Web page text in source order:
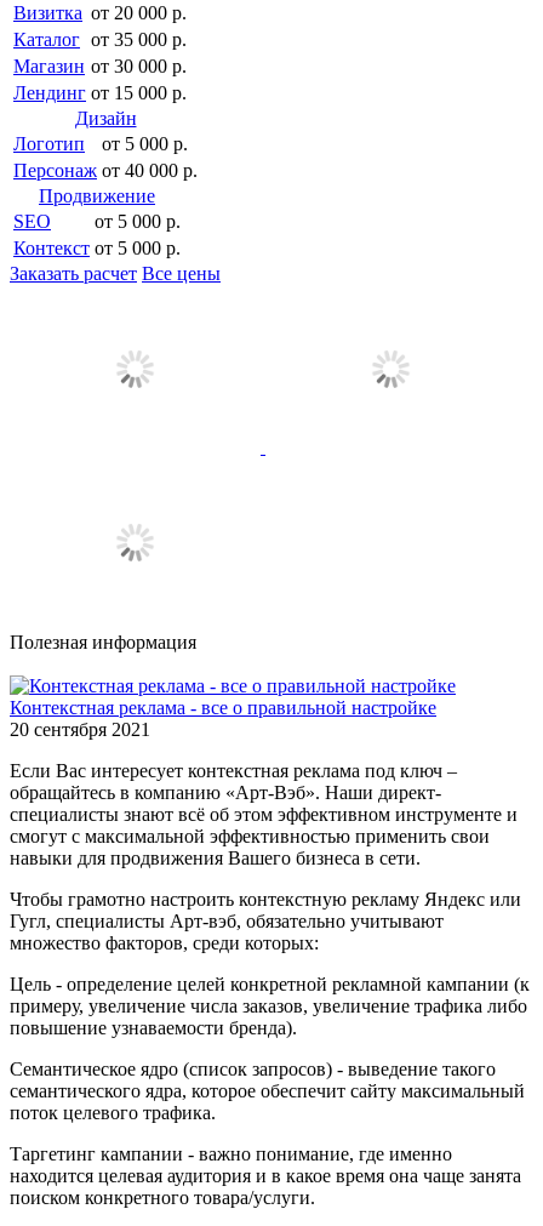
Визитка от 20 000 р.
Каталог от 35 000 р.
Магазин от 30 000 р.
Лендинг от 15 000 р.
Дизайн
Логотип
от 5 000 р.
Персонаж от 40 000 р.
Продвижение
SEO
от 5 000 р.
Контекст от 5 000 р.
Заказать расчет Все цены
Полезная информация
Контекстная реклама - все о правильной настройке
20 сентября 2021
Если Вас интересует контекстная реклама под ключ –
обращайтесь в компанию «Арт-Вэб». Наши директ-
специалисты знают всё об этом эффективном инструменте и
смогут с максимальной эффективностью применить свои
навыки для продвижения Вашего бизнеса в сети.
Чтобы грамотно настроить контекстную рекламу Яндекс или
Гугл, специалисты Арт-вэб, обязательно учитывают
множество факторов, среди которых:
Цель - определение целей конкретной рекламной кампании (к
примеру, увеличение числа заказов, увеличение трафика либо
повышение узнаваемости бренда).
Семантическое ядро (список запросов) - выведение такого
семантического ядра, которое обеспечит сайту максимальный
поток целевого трафика.
Таргетинг кампании - важно понимание, где именно
находится целевая аудитория и в какое время она чаще занята
поиском конкретного товара/услуги.